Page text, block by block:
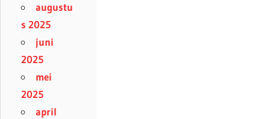
augustu
s 2025
juni
2025
mei
2025
april